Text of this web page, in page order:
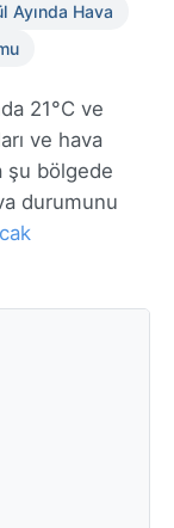
Ayında Hava
21°C ve
ve hava
şu bölgede
durumunu